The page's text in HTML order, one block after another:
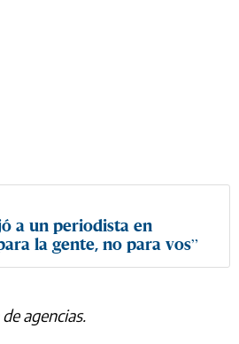
a un periodista en
la gente, no para vos”
agencias.